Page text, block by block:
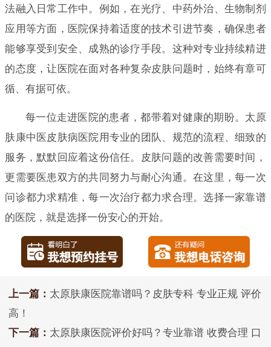
法融入日常工作中。例如，在光疗、中药外治、生物制剂
应用等方面，医院保持着适度的技术引进节奏，确保患者
能够享受到安全、成熟的诊疗手段。这种对专业持续精进
的态度，让医院在面对各种复杂皮肤问题时，始终有章可
循、有据可依。
每一位走进医院的患者，都带着对健康的期盼。太原
肤康中医皮肤病医院用专业的团队、规范的流程、细致的
服务，默默回应着这份信任。皮肤问题的改善需要时间，
更需要医患双方的共同努力与耐心沟通。在这里，每一次
问诊都力求精准，每一次治疗都力求合理。选择一家靠谱
的医院，就是选择一份安心的开始。
上一篇： 太原肤康医院靠谱吗？皮肤专科 专业正规 评价
高！
下一篇： 太原肤康医院评价好吗？专业靠谱 收费合理 口